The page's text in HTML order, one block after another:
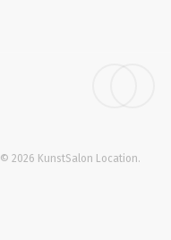
© 2026 KunstSalon Location.